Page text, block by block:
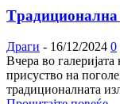
Драги - 16/12/2024 0
Вчера во
присуство на
традиционалната